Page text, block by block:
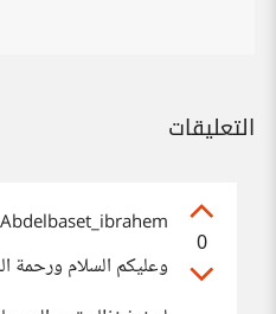
التعليقات
0
Abdelbaset_ibrahem
وعليكم السلام ورحمة